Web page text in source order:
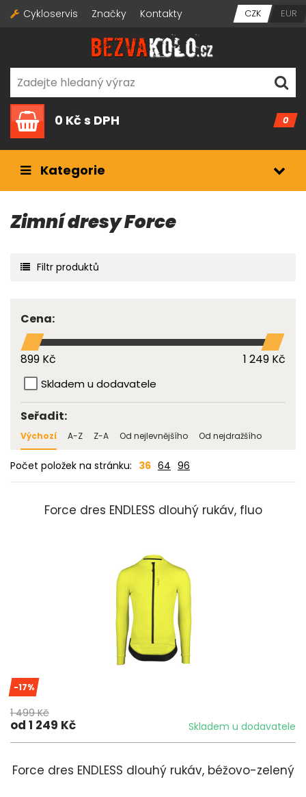
Cykloservis Značky Kontakty CZK EUR
0
0 Kčs DPH
Kategorie
Zimní dresy Force
Filtr produktů
Cena:
899 Kč 1 249 Kč
Skladem u dodavatele
Seřadit:
Výchozí A-Z Z-A Od nejlevnějšího Od nejdražšího
Počet položek na stránku: 36 64 96
Force dres ENDLESS dlouhý rukáv, fluo
-17%
1 499 Kč
od 1 249 Kč Skladem u dodavatele
Force dres ENDLESS dlouhý rukáv, béžovo-zelený